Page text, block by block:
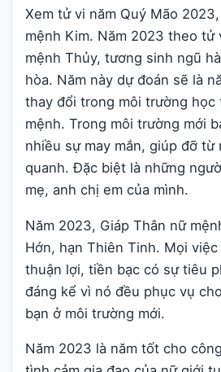
Xem tử vi năm Quý Mão
mệnh Kim. Năm 2023 theo tử
mệnh Thủy, tương sinh ngũ
hòa. Năm này dự đoán sẽ là
thay đổi trong môi trường học
mệnh. Trong môi trường mới
nhiều sự may mắn, giúp đỡ từ
quanh. Đặc biệt là những
mẹ, anh chị em của mình.
Năm 2023, Giáp Thân nữ
Hớn, hạn Thiên Tinh. Mọi
thuận lợi, tiền bạc có sự tiêu
đáng kể vì nó đều phục vụ
bạn ở môi trường mới.
Năm 2023 là năm tốt cho